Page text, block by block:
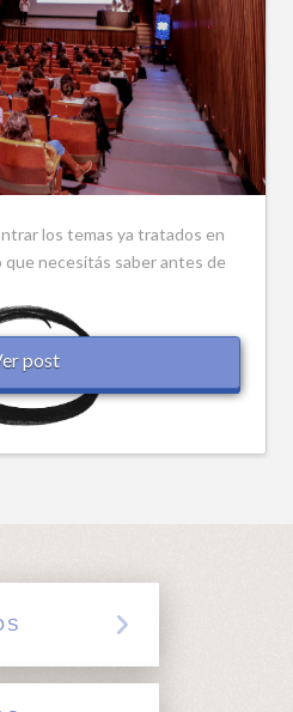
los temas ya tratados en
necesitás saber antes de
post